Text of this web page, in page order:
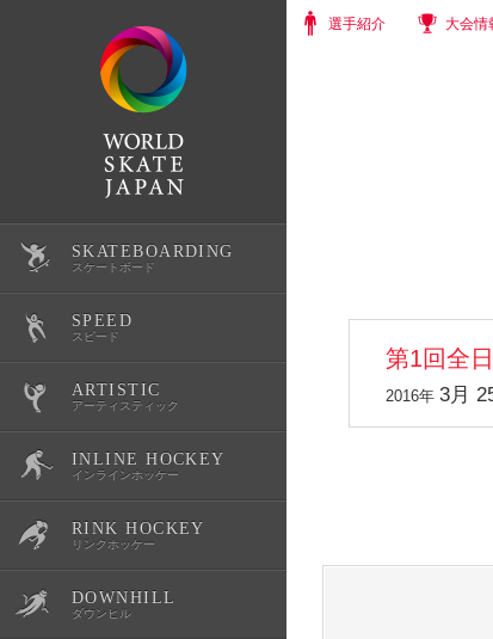
SKATEBOARDING
スケートボード
選手紹介
大会情報
スクール・体験会
公式記録
スケートボード育成環境整備
OWSR
SPEED
スピード
選手紹介
大会情報
スクール・体験会
公式記録
ARTISTIC
アーティスティック
選手紹介
大会情報
スクール・体験会
公式記録
INLINE HOCKEY
インラインホッケー
選手紹介
大会情報
スクール・体験会
RINK HOCKEY
リンクホッケー
選手紹介
大会情報DOWNHILL
ダウンヒル
選手紹介
選手紹介 大会情
第1回全
2016年 3月